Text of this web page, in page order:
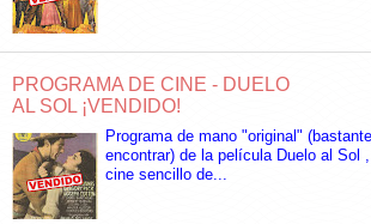
PROGRAMA DE CINE - DUELO
AL SOL ¡VENDIDO!
Programa de mano "original"
encontrar) de la película Duelo al Sol
cine sencillo de...